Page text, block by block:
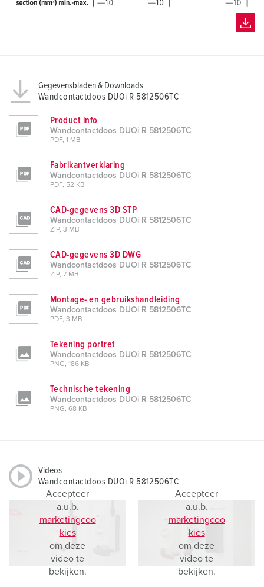
h
Gegevensbladen & Downloads
Wandcontactdoos DUOi R 5812506TC
Product info
Wandcontactdoos DUOi R 5812506TC
PDF, 1 MB
Fabrikantverklaring
Wandcontactdoos DUOi R 5812506TC
PDF, 52 KB
CAD-gegevens 3D STP
Wandcontactdoos DUOi R 5812506TC
ZIP, 3 MB
CAD-gegevens 3D DWG
Wandcontactdoos DUOi R 5812506TC
ZIP, 7 MB
Montage- en gebruikshandleiding
Wandcontactdoos DUOi R 5812506TC
PDF, 3 MB
Tekening portret
Wandcontactdoos DUOi R 5812506TC
PNG, 186 KB
Technische tekening
Wandcontactdoos DUOi R 5812506TC
PNG, 68 KB
Videos
Wandcontactdoos DUOi R 5812506TC
Accepteer
a.u.b.
marketingcoo
kies
om deze
video te
bekijken.
Accepteer
a.u.b.
marketingcoo
kies
om deze
video te
bekijken.